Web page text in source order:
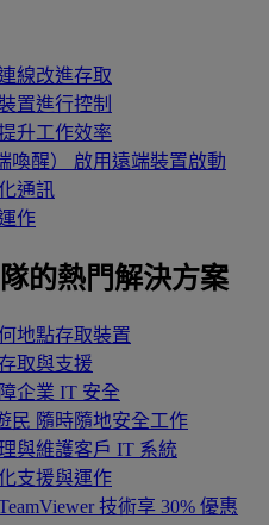
線改進存取
置進行控制
升工作效率
喚醒）
啟用遠端裝置啟動
通訊
作
的熱門解決方案
地點存取裝置
取與支援
企業 IT 安全
民 隨時隨地安全工作
與維護客戶 IT 系統
支援與運作
技術享 30% 優惠